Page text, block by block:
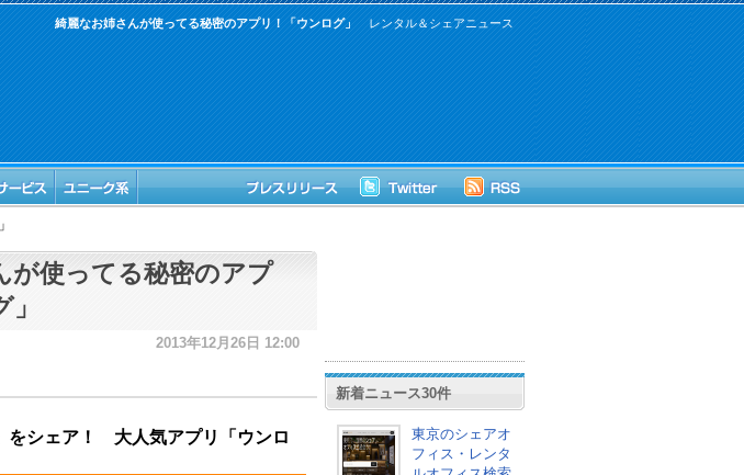
レンタル＆シェアニュース
綺麗なお姉さんが使ってる秘密のアプリ！「ウンログ」
が使ってる秘密のアプ
2013年12月26日 12:00
をシェア！ 大人気アプリ「ウンロ
新着ニュース30件
東京のシェアオ
フィス・レンタ